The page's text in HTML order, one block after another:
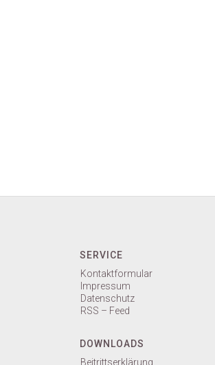
SERVICE
Kontaktformular
Impressum
Datenschutz
RSS – Feed
DOWNLOADS
Beitrittserklärung